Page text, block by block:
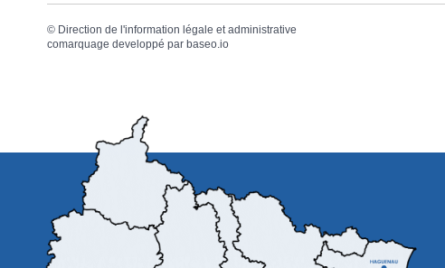
© Direction de l'information légale et administrative
comarquage developpé par baseo.io